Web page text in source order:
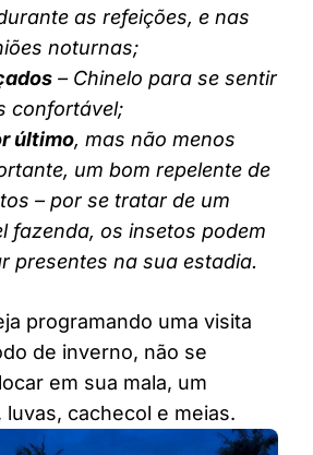
as refeições, e nas
noturnas;
– Chinelo para se sentir
confortável;
último, mas não menos
um bom repelente de
– por se tratar de um
fazenda, os insetos podem
presentes na sua estadia.
programando uma visita
de inverno, não se
em sua mala, um
cachecol e meias.